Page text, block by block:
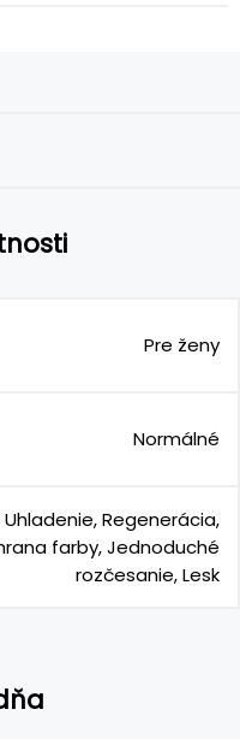
Pre ženy
Normálné
Uhladenie, Regenerácia,
farby, Jednoduché
rozčesanie, Lesk